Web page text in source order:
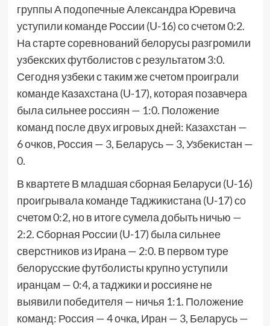
группы А подопечные Александра Юревича
уступили команде России (U-16) со счетом 0:2.
На старте соревнований белорусы разгромили
узбекских футболистов с результатом 3:0.
Сегодня узбеки с таким же счетом проиграли
команде Казахстана (U-17), которая позавчера
была сильнее россиян — 1:0. Положение
команд после двух игровых дней: Казахстан —
6 очков, Россия — 3, Беларусь — 3, Узбекистан —
0.
В квартете В младшая сборная Беларуси (U-16)
проигрывала команде Таджикистана (U-17) со
счетом 0:2, но в итоге сумела добыть ничью —
2:2. Сборная России (U-17) была сильнее
сверстников из Ирана — 2:0. В первом туре
белорусские футболисты крупно уступили
иранцам — 0:4, а таджики и россияне не
выявили победителя — ничья 1:1. Положение
команд: Россия — 4 очка, Иран — 3, Беларусь —